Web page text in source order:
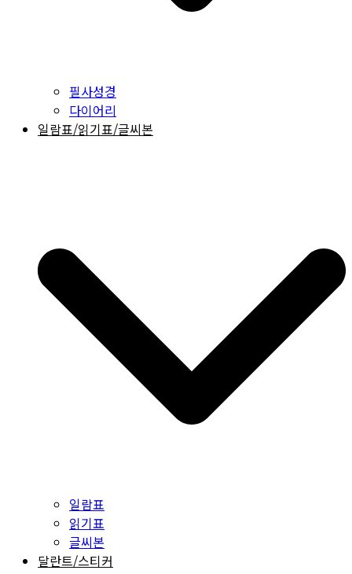
필사성경
다이어리
일람표/읽기표/글씨본
일람표
읽기표
글씨본
달란트/스티커